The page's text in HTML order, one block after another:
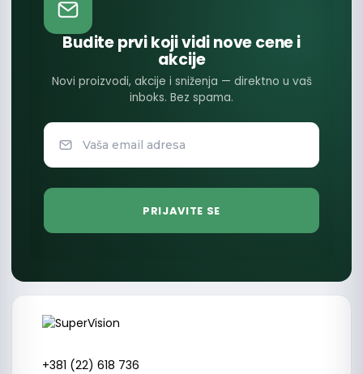
Budite prvi koji vidi nove cene i
akcije
Novi proizvodi, akcije i sniženja — direktno u vaš
inboks. Bez spama.
+381 (22) 618 736